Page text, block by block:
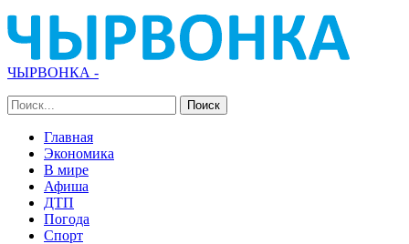
ЧЫРВОНКА -
Главная
Экономика
В мире
Афиша
ДТП
Погода
Спорт